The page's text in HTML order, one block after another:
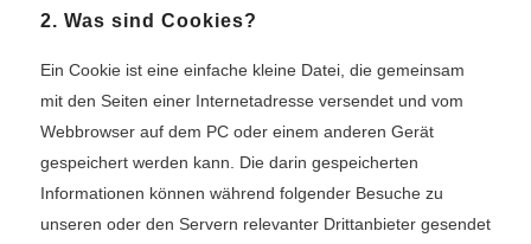
2. Was sind Cookies?
Ein Cookie ist eine einfache kleine Datei, die gemeinsam
mit den Seiten einer Internetadresse versendet und vom
Webbrowser auf dem PC oder einem anderen Gerät
gespeichert werden kann. Die darin gespeicherten
Informationen können während folgender Besuche zu
unseren oder den Servern relevanter Drittanbieter gesendet